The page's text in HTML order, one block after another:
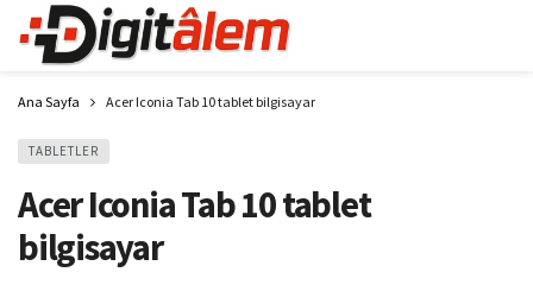
Ana Sayfa Acer Iconia Tab 10 tablet bilgisayar
TABLETLER
Acer Iconia Tab 10 tablet
bilgisayar